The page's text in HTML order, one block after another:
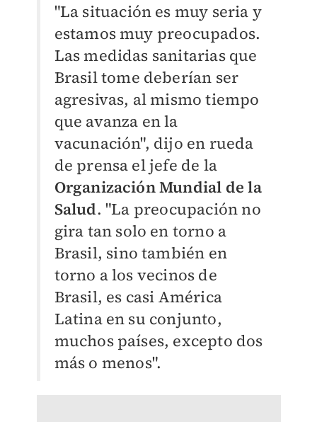
"La situación es muy seria y
estamos muy preocupados.
Las medidas sanitarias que
Brasil tome deberían ser
agresivas, al mismo tiempo
que avanza en la
vacunación", dijo en rueda
de prensa el jefe de la
Organización Mundial de la
Salud. "La preocupación no
gira tan solo en torno a
Brasil, sino también en
torno a los vecinos de
Brasil, es casi América
Latina en su conjunto,
muchos países, excepto dos
más o menos".